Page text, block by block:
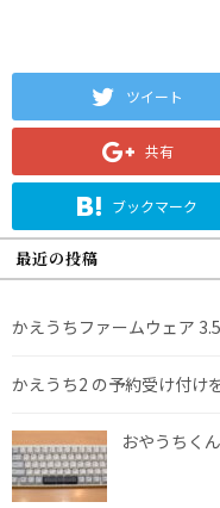
ツイート
共有
ブックマーク
最近の投稿
かえうちファームウェア
かえうち2 の予約受け付け
おやうちく